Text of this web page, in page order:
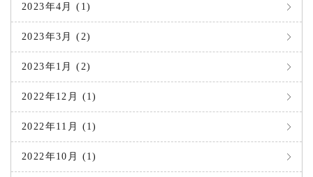
2023年4月 (1)
2023年3月 (2)
2023年1月 (2)
2022年12月 (1)
2022年11月 (1)
2022年10月 (1)